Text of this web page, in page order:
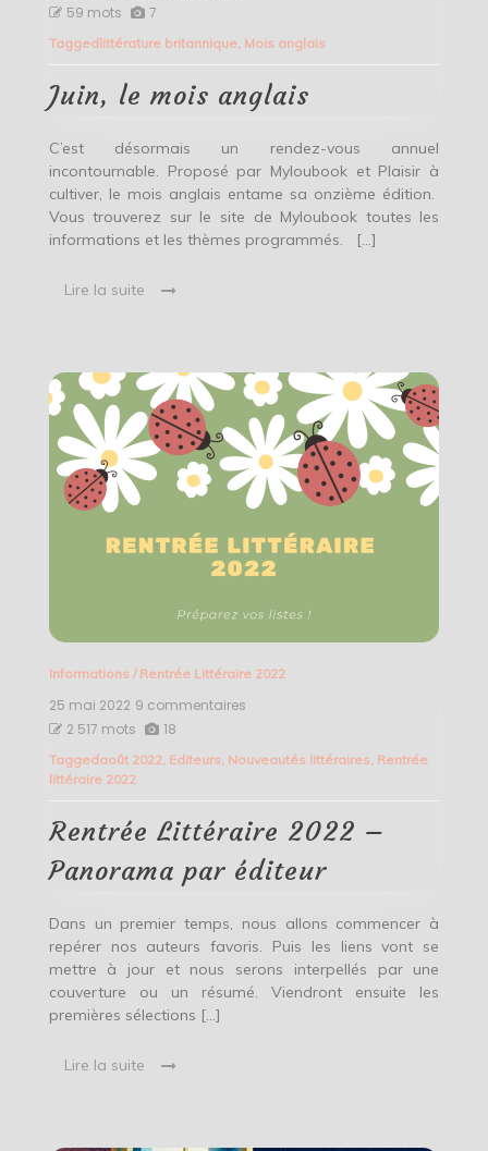
mois
59 mots 7
Taggedlittérature britannique, Mois anglais
Juin, le mois anglais
C’est désormais un rendez-vous annuel
incontournable. Proposé par Myloubook et Plaisir à
cultiver, le mois anglais entame sa onzième édition.
Vous trouverez sur le site de Myloubook toutes les
informations et les thèmes programmés. […]
Lire la suite
Informations / Rentrée Littéraire 2022
25 mai 2022 9 commentaires
2022
par
éditeur
2 517 mots 18
Taggedaoût 2022, Editeurs, Nouveautés littéraires, Rentrée
littéraire 2022
Rentrée Littéraire 2022 –
Panorama par éditeur
Dans un premier temps, nous allons commencer à
repérer nos auteurs favoris. Puis les liens vont se
mettre à jour et nous serons interpellés par une
couverture ou un résumé. Viendront ensuite les
premières sélections […]
Lire la suite